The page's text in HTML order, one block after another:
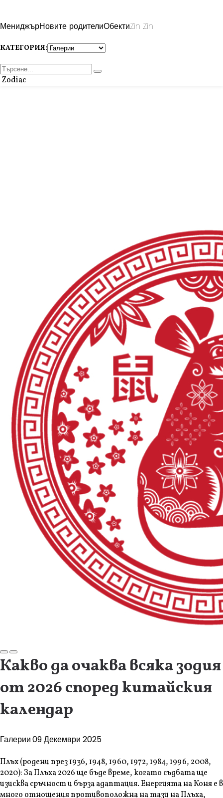
МениджърНовите родителиОбектиZin Zin
КАТЕГОРИЯ:
Zodiac
Какво да очаква всяка зодия
от 2026 според китайския
календар
Галерии09 Декември 2025
Плъх (родени през 1936, 1948, 1960, 1972, 1984, 1996, 2008,
2020): За Плъха 2026 ще бъде време, когато съдбата ще
изисква сръчност и бърза адаптация. Енергията на Коня е в
много отношения противоположна на тази на Плъха,